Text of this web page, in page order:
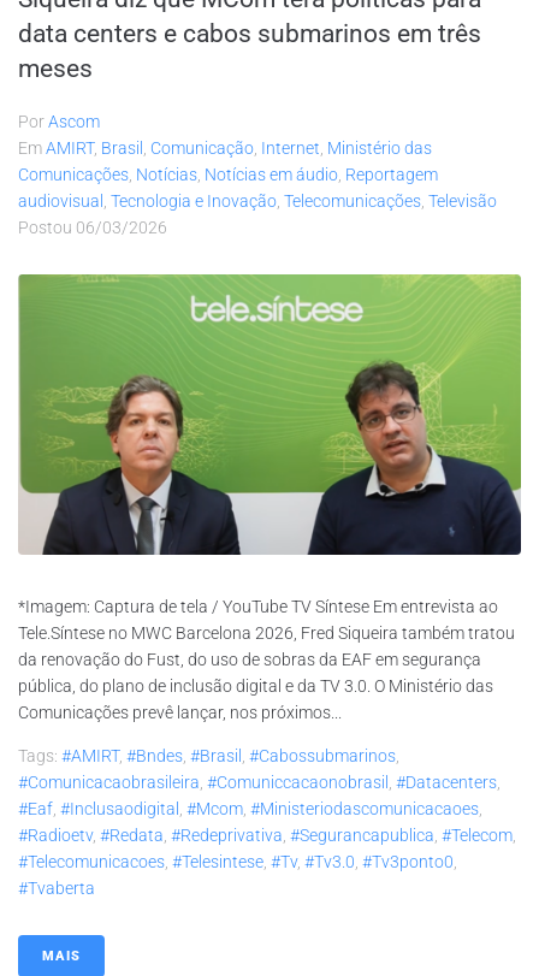
data centers e cabos submarinos em três
meses
PorAscom
EmAMIRT, Brasil , Comunicação, Internet, Ministério das
Comunicações, Notícias, Notícias em áudio, Reportagem
audiovisual , Tecnologia e Inovação, Telecomunicações, Televisão
Postou 06/03/2026
*Imagem: Captura de tela / YouTube TV Síntese Em entrevista ao
Tele.Síntese no MWC Barcelona 2026, Fred Siqueira também tratou
da renovação do Fust, do uso de sobras da EAF em segurança
pública, do plano de inclusão digital e da TV 3.0. O Ministério das
Comunicações prevê lançar, nos próximos...
Tags: #AMIRT, #bndes #brasil #cabossubmarinos
#comunicacaobrasileira #comuniccacaonobrasil #datacenters
#eaf #inclusaodigital #mcom #ministeriodascomunicacaoes
#radioetv, #redata #redeprivativa #segurancapublica #telecom
#telecomunicacoes #telesintese #tv, #tv3.0 #tv3ponto0
#tvaberta
MAIS